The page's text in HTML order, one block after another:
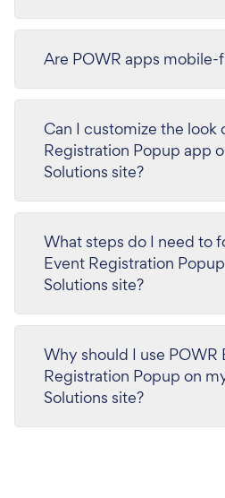
Are POWR apps mobile-
Can I customize the look
Registration Popup app
Solutions site?
What steps do I need to
Event Registration
Solutions site?
Why should I use POWR
Registration Popup on
Solutions site?